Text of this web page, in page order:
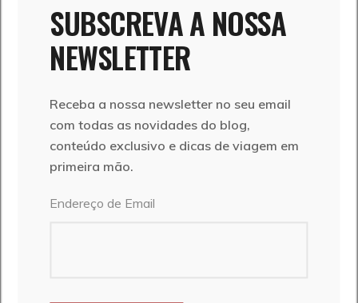
lema: o que interessa é IR, e nesse ir somos sempre
mais nós. É neste espírito que nasce o Ir em Viagem,
um espaço de partilha das nossas aventuras e
experiências em viagem.
SIGA-NOS
SUBSCREVA A NOSSA
NEWSLETTER
Receba a nossa newsletter no seu email
com todas as novidades do blog,
conteúdo exclusivo e dicas de viagem em
primeira mão.
Endereço de Email